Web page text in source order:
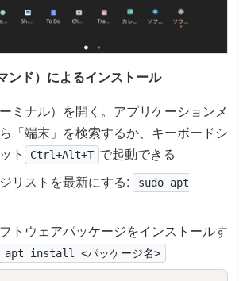
ンド）によるインストール
ミナル）を開く。アプリケーションメ
「端末」を検索するか、キーボードシ
ト
Ctrl+Alt+T で起動できる
リストを最新にする:
sudo apt
トウェアパッケージをインストールす
apt install <パッケージ名>